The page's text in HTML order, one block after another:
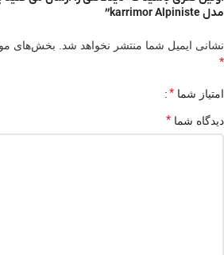
مدل karrimor Alpiniste”
نشانی ایمیل شما منتشر نخواهد شد. بخش‌های
*
امتیاز شما *
دیدگاه شما *